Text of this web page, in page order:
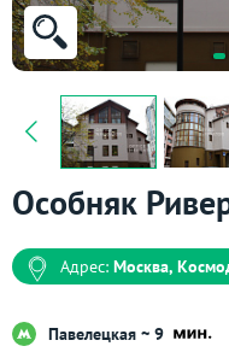
Особняк
Адрес: Москва,
Павелецкая ~ 9